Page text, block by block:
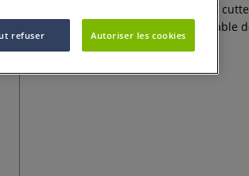
Ce cutter sécurité Wonday est un
avec un système de lame rétractable
refuser Autoriser les cookies